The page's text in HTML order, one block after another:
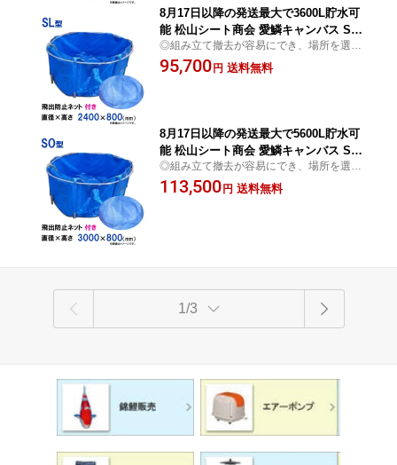
8月17日以降の発送最大で3600L貯水可
能 松山シート商会 愛鱗キャンバス SL
型 飛出防止ネット付送料無料 但、一部
地域除
◎組み立て撤去が容易にでき、場所を選ば
ずに水の一時貯水 常時貯水でも使用可
95,700 円 送料無料
8月17日以降の発送最大で5600L貯水可
能 松山シート商会 愛鱗キャンバス SO
型 飛出防止ネット付送料無料 但、一部
地域除
◎組み立て撤去が容易にでき、場所を選ば
ずに水の一時貯水 常時貯水でも使用可
113,500 円 送料無料
1/3